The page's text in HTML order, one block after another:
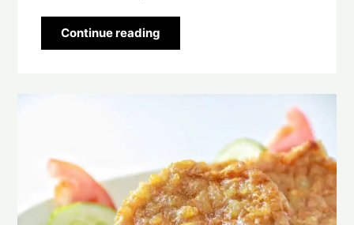
Continue reading